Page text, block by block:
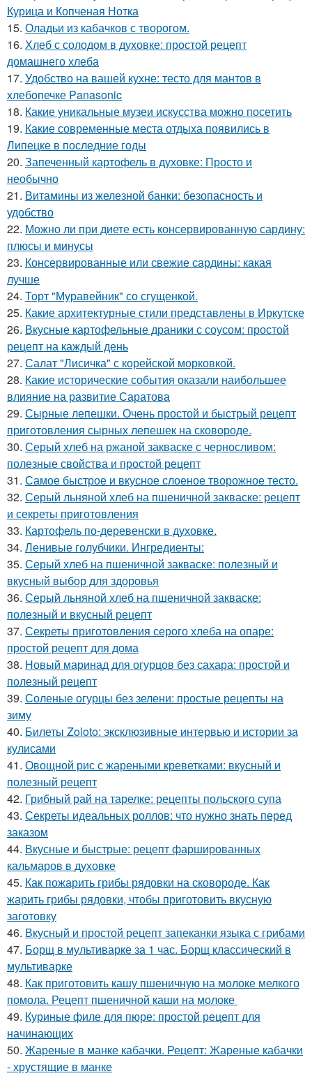
Курица и Копченая Нотка
15. Оладьи из кабачков с творогом.
16. Хлеб с солодом в духовке: простой рецепт
домашнего хлеба
17. Удобство на вашей кухне: тесто для мантов в
хлебопечке Panasonic
18. Какие уникальные музеи искусства можно посетить
19. Какие современные места отдыха появились в
Липецке в последние годы
20. Запеченный картофель в духовке: Просто и
необычно
21. Витамины из железной банки: безопасность и
удобство
22. Можно ли при диете есть консервированную сардину:
плюсы и минусы
23. Консервированные или свежие сардины: какая
лучше
24. Торт "Муравейник" со сгущенкой.
25. Какие архитектурные стили представлены в Иркутске
26. Вкусные картофельные драники с соусом: простой
рецепт на каждый день
27. Салат "Лисичка" с корейской морковкой.
28. Какие исторические события оказали наибольшее
влияние на развитие Саратова
29. Сырные лепешки. Очень простой и быстрый рецепт
приготовления сырных лепешек на сковороде.
30. Серый хлеб на ржаной закваске с черносливом:
полезные свойства и простой рецепт
31. Самое быстрое и вкусное слоеное творожное тесто.
32. Серый льняной хлеб на пшеничной закваске: рецепт
и секреты приготовления
33. Картофель по-деревенски в духовке.
34. Ленивые голубчики. Ингредиенты:
35. Серый хлеб на пшеничной закваске: полезный и
вкусный выбор для здоровья
36. Серый льняной хлеб на пшеничной закваске:
полезный и вкусный рецепт
37. Секреты приготовления серого хлеба на опаре:
простой рецепт для дома
38. Новый маринад для огурцов без сахара: простой и
полезный рецепт
39. Соленые огурцы без зелени: простые рецепты на
зиму
40. Билеты Zoloto: эксклюзивные интервью и истории за
кулисами
41. Овощной рис с жареными креветками: вкусный и
полезный рецепт
42. Грибный рай на тарелке: рецепты польского супа
43. Секреты идеальных роллов: что нужно знать перед
заказом
44. Вкусные и быстрые: рецепт фаршированных
кальмаров в духовке
45. Как пожарить грибы рядовки на сковороде. Как
жарить грибы рядовки, чтобы приготовить вкусную
заготовку
46. Вкусный и простой рецепт запеканки языка с грибами
47. Борщ в мультиварке за 1 час. Борщ классический в
мультиварке
48. Как приготовить кашу пшеничную на молоке мелкого
помола. Рецепт пшеничной каши на молоке
49. Куриные филе для пюре: простой рецепт для
начинающих
50. Жареные в манке кабачки. Рецепт: Жареные кабачки
- хрустящие в манке